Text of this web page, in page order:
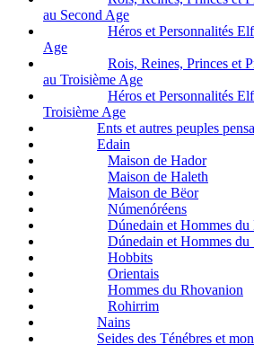
au Second Age
Héros et Personnalités
Age
Rois, Reines, Princes et
au Troisième Age
Héros et Personnalités
Troisième Age
Ents et autres peuples
Edain
Maison de Hador
Maison de Haleth
Maison de Bëor
Númenóréens
Dúnedain et Hommes du
Dúnedain et Hommes du
Hobbits
Orientais
Hommes du Rhovanion
Rohirrim
Nains
Seides des Ténébres et